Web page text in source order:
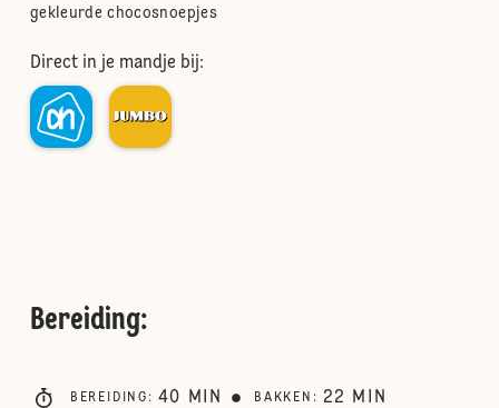
gekleurde chocosnoepjes
Direct in je mandje bij:
Bereiding:
BEREIDING : 40 MIN BAKKEN : 22 MIN